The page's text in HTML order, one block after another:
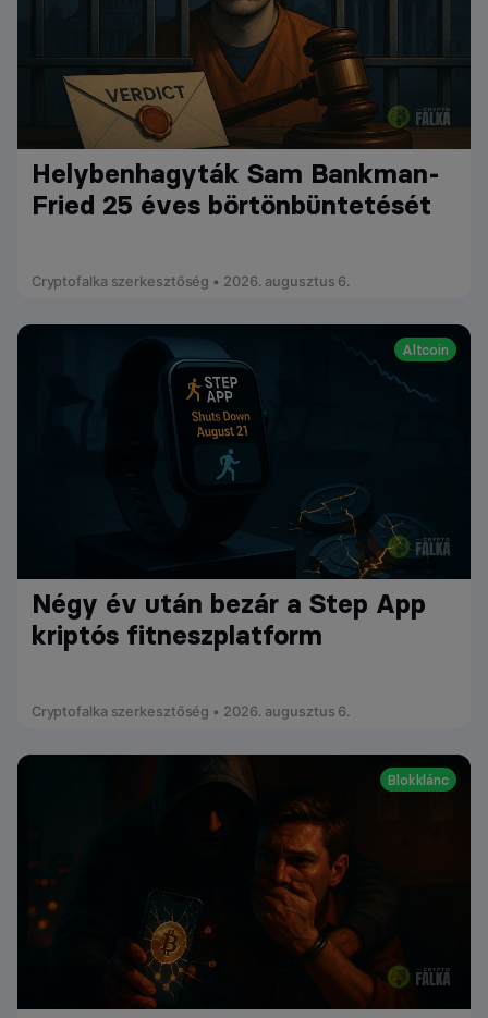
Helybenhagyták Sam Bankman-
Fried 25 éves börtönbüntetését
Cryptofalka szerkesztőség • 2026. augusztus 6.
Altcoin
Négy év után bezár a Step App
kriptós fitneszplatform
Cryptofalka szerkesztőség • 2026. augusztus 6.
Blokklánc